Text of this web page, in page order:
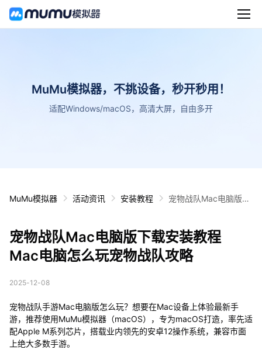
MuMu模拟器，不挑设备，秒开秒用！
适配Windows/macOS，高清大屏，自由多开
MuMu模拟器 活动资讯 安装教程
宠物战队Mac电脑版下
宠物战队Mac电脑版下载安装教程
Mac电脑怎么玩宠物战队攻略
2025-12-08
宠物战队手游Mac电脑版怎么玩？想要在Mac设备上体验最新手
游，推荐使用MuMu模拟器（macOS），专为macOS打造，率先适
配Apple M系列芯片，搭载业内领先的安卓12操作系统，兼容市面
上绝大多数手游。